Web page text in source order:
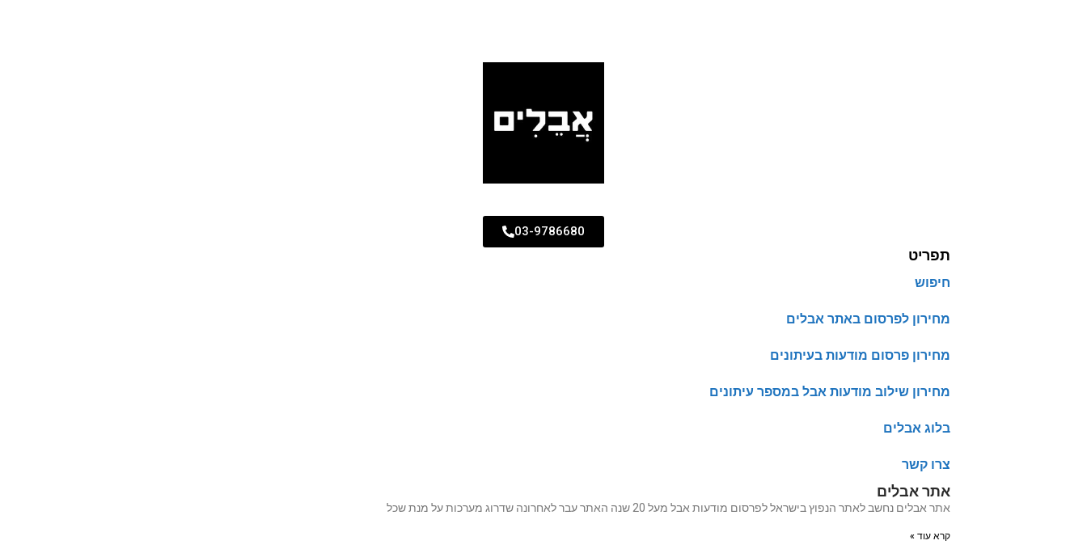
03-9786680
תפריט
חיפוש
מחירון לפרסום באתר אבלים
מחירון פרסום מודעות בעיתונים
מחירון שילוב מודעות אבל במספר עיתונים
בלוג אבלים
צרו קשר
אתר אבלים
אתר אבלים נחשב לאתר הנפוץ בישראל לפרסום מודעות אבל מעל 20 שנה האתר עבר לאחרונה שדרוג מערכות על מנת שכל
קרא עוד »